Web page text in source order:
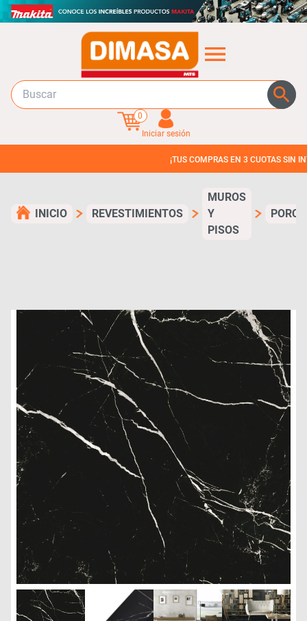
0
Iniciar sesión
¡TUS COMPRAS EN 3 CUOTAS SIN INTERES!
INICIO REVESTIMIENTOS
MUROS
Y
PISOS